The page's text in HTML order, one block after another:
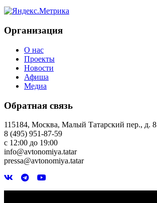
Организация
О нас
Проекты
Новости
Афиша
Медиа
Обратная связь
115184, Москва, Малый Татарский пер., д. 8
8 (495) 951-87-59
с 12:00 до 19:00
info@avtonomiya.tatar
pressa@avtonomiya.tatar